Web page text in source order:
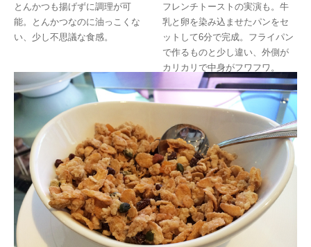
とんかつも揚げずに調理が可
能。とんかつなのに油っこくな
い、少し不思議な食感。
フレンチトーストの実演も。牛
乳と卵を染み込ませたパンをセ
ットして6分で完成。フライパン
で作るものと少し違い、外側が
カリカリで中身がフワフワ。